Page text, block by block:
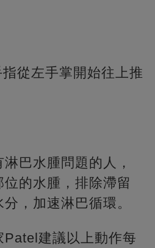
從左手掌開始往上推
巴水腫問題的人，
的水腫，排除滯留
，加速淋巴循環。
Patel建議以上動作每